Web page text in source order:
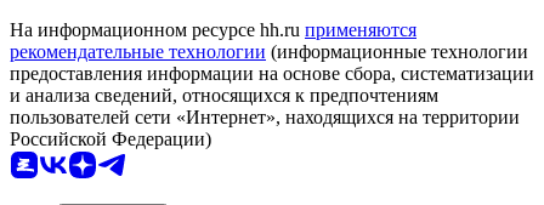
На информационном ресурсе hh.ru применяются
рекомендательные технологии (информационные технологии
предоставления информации на основе сбора, систематизации
и анализа сведений, относящихся к предпочтениям
пользователей сети «Интернет», находящихся на территории
Российской Федерации)